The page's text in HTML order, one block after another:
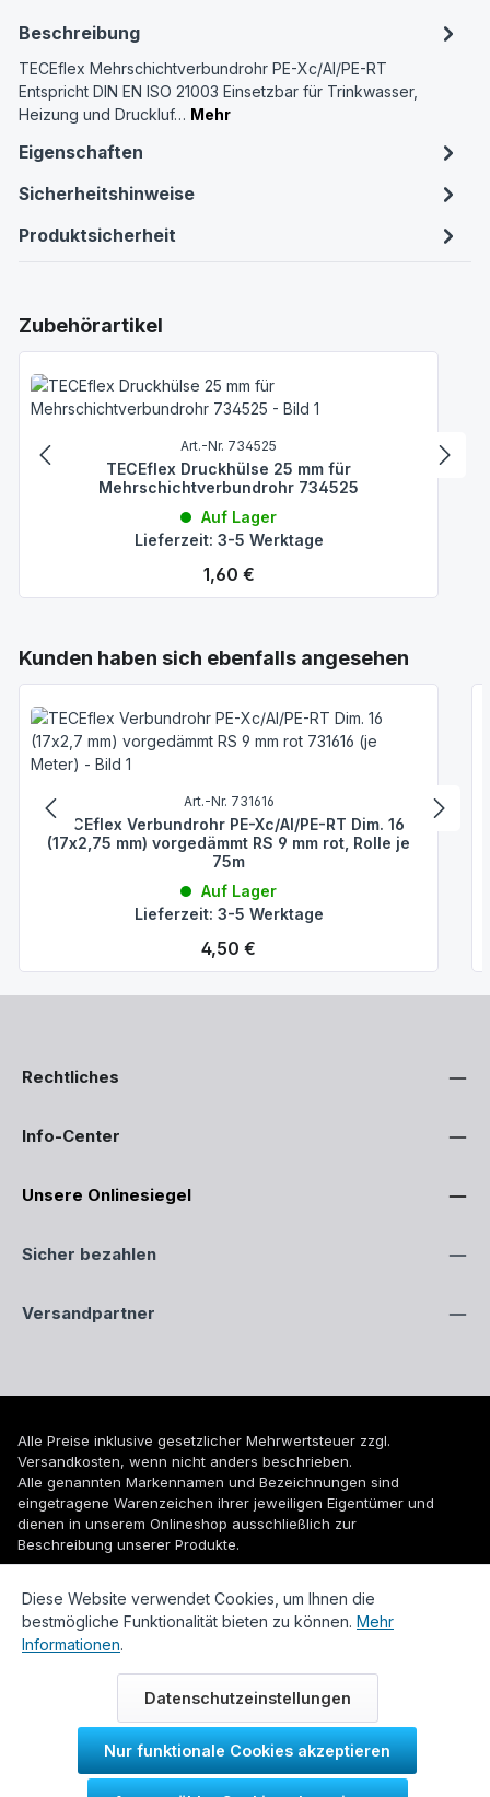
Beschreibung
TECEflex Mehrschichtverbundrohr PE-Xc/Al/PE-RT
Entspricht DIN EN ISO 21003 Einsetzbar für Trinkwasser,
Heizung und Druckluf… Mehr
Eigenschaften
Sicherheitshinweise
Produktsicherheit
Produktgalerie überspringen
Zubehörartikel
Art.-Nr. 734525
TECEflex Druckhülse 25 mm für
Mehrschichtverbundrohr 734525
Auf Lager
Lieferzeit: 3-5 Werktage
Regulärer Preis:
1,60 €
Produktgalerie überspringen
Kunden haben sich ebenfalls angesehen
Art.-Nr. 731616
TECEflex Verbundrohr PE-Xc/Al/PE-RT Dim. 16
(17x2,75 mm) vorgedämmt RS 9 mm rot, Rolle je
75m
Auf Lager
Lieferzeit: 3-5 Werktage
Regulärer Preis:
4,50 €
Rechtliches
Info-Center
Unsere Onlinesiegel
Sicher bezahlen
Versandpartner
Alle Preise inklusive gesetzlicher Mehrwertsteuer zzgl.
Versandkosten, wenn nicht anders beschrieben.
Alle genannten Markennamen und Bezeichnungen sind
eingetragene Warenzeichen ihrer jeweiligen Eigentümer und
dienen in unserem Onlineshop ausschließlich zur
Beschreibung unserer Produkte.
© 2026 WUH24.de - Weigel und Unger Heizungs- und
Sanitärtechnik GmbH
Diese Website verwendet Cookies, um Ihnen die
bestmögliche Funktionalität bieten zu können. Mehr
Informationen.
Datenschutzeinstellungen
Nur funktionale Cookies akzeptieren
Durch IT-Recht Kanzlei